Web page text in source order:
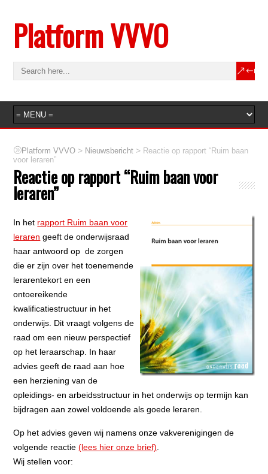
Platform VVVO
Platform VVVO > Nieuwsbericht > Reactie op rapport “Ruim baan
voor leraren”
Reactie op rapport “Ruim baan voor
leraren”
In het rapport Ruim baan voor
leraren geeft de onderwijsraad
haar antwoord op de zorgen
die er zijn over het toenemende
lerarentekort en een
ontoereikende
kwalificatiestructuur in het
onderwijs. Dit vraagt volgens de
raad om een nieuw perspectief
op het leraarschap. In haar
advies geeft de raad aan hoe
een herziening van de
opleidings- en arbeidsstructuur in het onderwijs op termijn kan
bijdragen aan zowel voldoende als goede leraren.
Op het advies geven wij namens onze vakverenigingen de
volgende reactie(lees hier onze brief)
Wij stellen voor: